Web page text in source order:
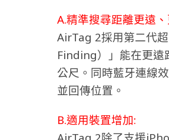
A.精準搜尋距離更遠
AirTag 2採用第二代
Finding）」能在更遠
公尺。同時藍牙連線
並回傳位置。
B.適用裝置增加: